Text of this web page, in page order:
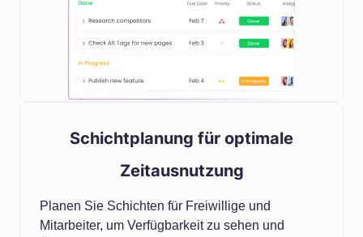
Schichtplanung für optimale
Zeitausnutzung
Planen Sie Schichten für Freiwillige und
Mitarbeiter, um Verfügbarkeit zu sehen und